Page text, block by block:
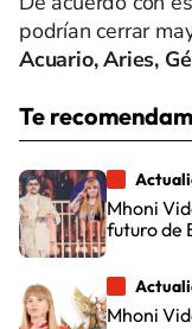
podrían cerrar
Acuario, Aries,
Te
Mhoni
futuro de
Mhoni